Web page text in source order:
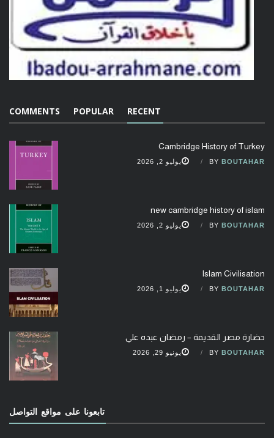
RECENT
POPULAR
COMMENTS
Cambridge History of Turkey
BY BOUTAHAR يوليو 2, 2026
new cambridge history of islam
BY BOUTAHAR يوليو 2, 2026
Islam Civilisation
BY BOUTAHAR يوليو 1, 2026
حضارة مصر القديمة – رمضان عبده علي
BY BOUTAHAR يونيو 29, 2026
تابعونا على مواقع التواصل